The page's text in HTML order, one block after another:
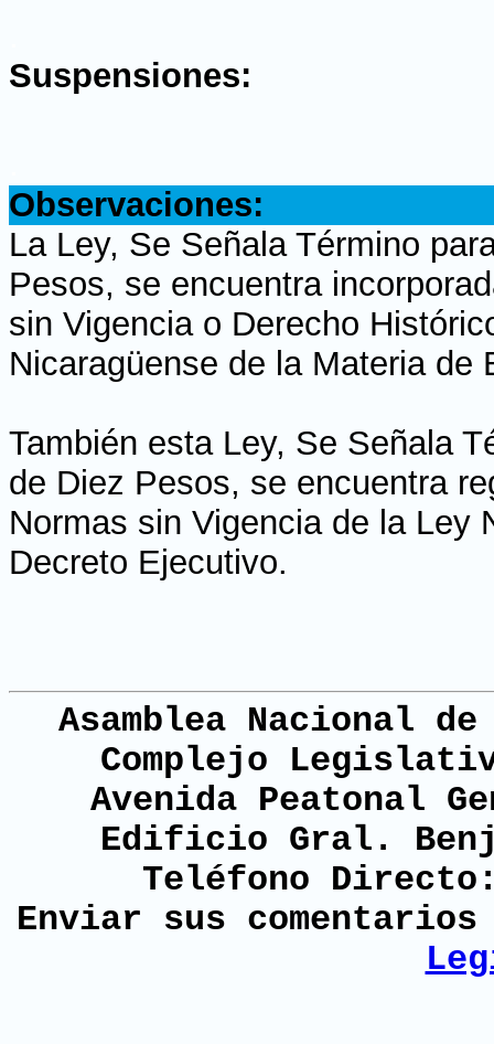
Suspensiones:
Observaciones:
La Ley, Se Señala Término
Pesos, se encuentra
sin Vigencia o Derecho
Nicaragüense de la Materia de
También esta Ley, Se Señala
de Diez Pesos, se encuentra
Normas sin Vigencia de la Ley
Decreto Ejecutivo.
Asamblea Nacional
Complejo
Avenida Peatonal
Edificio Gral.
Teléfono
Enviar sus